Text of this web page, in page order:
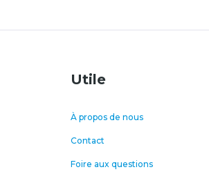
Utile
À propos de nous
Contact
Foire aux questions